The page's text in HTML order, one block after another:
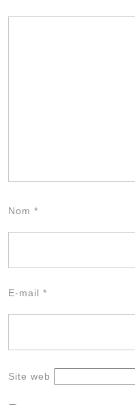
Nom *
E-mail *
Site web